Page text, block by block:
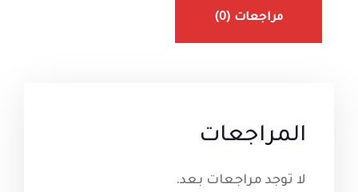
مراجعات (0)
المراجعات
لا توجد مراجعات بعد.